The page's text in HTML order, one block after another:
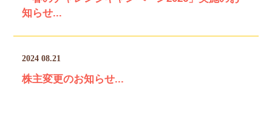
知らせ...
2024 08.21
株主変更のお知らせ...